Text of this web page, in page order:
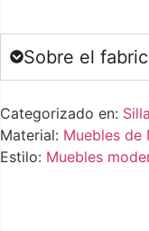
Sobre el
Categorizado en:
Material: Muebles de
Estilo: Muebles